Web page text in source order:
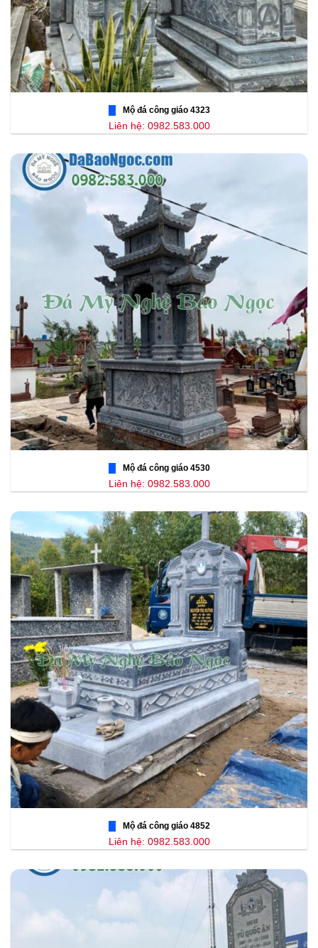
Mộ đá công giáo 4323
Liên hệ: 0982.583.000
Mộ đá công giáo 4530
Liên hệ: 0982.583.000
Mộ đá công giáo 4852
Liên hệ: 0982.583.000